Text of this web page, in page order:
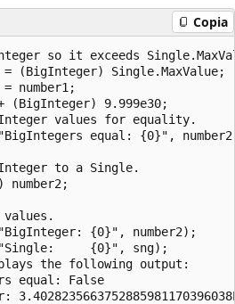
Copia
so it exceeds
= (BigInteger) Single.MaxValue;
number1;
+ (BigInteger) 9.999e30;
values for equality.
equal: {0}",
to a Single.
{0}", number2);
{0}", sng);
the following output:
equal: False